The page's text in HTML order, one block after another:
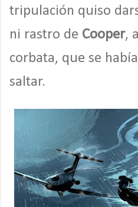
tripulación quiso
ni rastro de Cooper,
corbata, que se
saltar.